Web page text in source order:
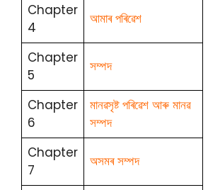
Chapter
4
আমাৰ পৰিৱেশ
Chapter
5
সম্পদ
Chapter
6
মানৱসৃষ্ট পৰিৱেশ আৰু মানৱ
সম্পদ
Chapter
7
অসমৰ সম্পদ